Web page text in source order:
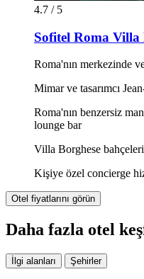
4.7 / 5
Sofitel Roma Villa
Roma'nın merkezinde
Mimar ve tasarımcı
Roma'nın benzersiz
lounge bar
Villa Borghese
Kişiye özel concierge
Otel fiyatlarını görün
Daha fazla otel
İlgi alanları Şehirler